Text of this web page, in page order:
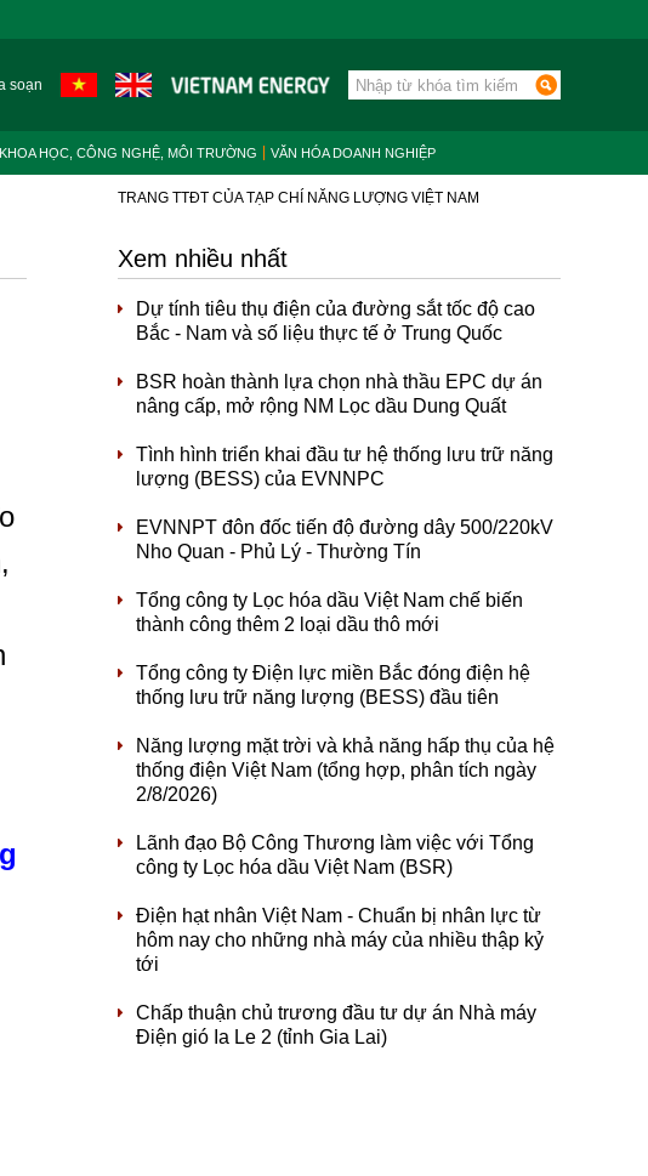
soạn
KHOA HỌC, CÔNG NGHỆ, MÔI TRƯỜNG VĂN HÓA DOANH NGHIỆP
TRANG TTĐT CỦA TẠP CHÍ NĂNG LƯỢNG VIỆT NAM
Xem nhiều nhất
Dự tính tiêu thụ điện của đường sắt tốc độ cao
Bắc - Nam và số liệu thực tế ở Trung Quốc
BSR hoàn thành lựa chọn nhà thầu EPC dự án
nâng cấp, mở rộng NM Lọc dầu Dung Quất
Tình hình triển khai đầu tư hệ thống lưu trữ năng
lượng (BESS) của EVNNPC
EVNNPT đôn đốc tiến độ đường dây 500/220kV
Nho Quan - Phủ Lý - Thường Tín
Tổng công ty Lọc hóa dầu Việt Nam chế biến
thành công thêm 2 loại dầu thô mới
Tổng công ty Điện lực miền Bắc đóng điện hệ
thống lưu trữ năng lượng (BESS) đầu tiên
Năng lượng mặt trời và khả năng hấp thụ của hệ
thống điện Việt Nam (tổng hợp, phân tích ngày
2/8/2026)
Lãnh đạo Bộ Công Thương làm việc với Tổng
công ty Lọc hóa dầu Việt Nam (BSR)
Điện hạt nhân Việt Nam - Chuẩn bị nhân lực từ
hôm nay cho những nhà máy của nhiều thập kỷ
tới
Chấp thuận chủ trương đầu tư dự án Nhà máy
Điện gió Ia Le 2 (tỉnh Gia Lai)